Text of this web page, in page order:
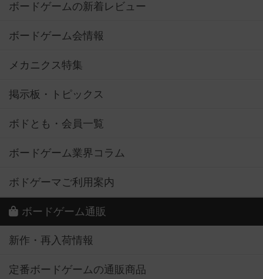
ボードゲームの新着レビュー
ボードゲーム会情報
メカニクス特集
掲示板・トピックス
ボドとも・会員一覧
ボードゲーム業界コラム
ボドゲーマご利用案内
ボードゲーム通販
新作・再入荷情報
定番ボードゲームの通販商品